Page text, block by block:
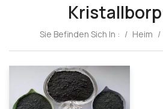
Sie Befinden Sich In : / Heim /